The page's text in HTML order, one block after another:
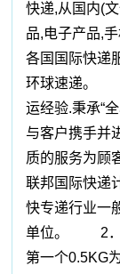
快递,从国内(
品,电子产品,
各国国际快递
环球速递。
运经验.秉承“
与客户携手并
质的服务为
联邦国际快
快专递行业一
单位。 2．
第一个0.5KG